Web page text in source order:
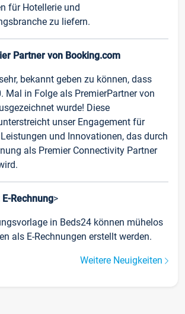
für Hotellerie und
zu liefern.
Partner von Booking.com
bekannt geben zu können, dass
Mal in Folge als PremierPartner von
wurde! Diese
unser Engagement für
und Innovationen, das durch
als Premier Connectivity Partner
Rechnung>
in Beds24 können mühelos
als E-Rechnungen erstellt werden.
Weitere Neuigkeiten